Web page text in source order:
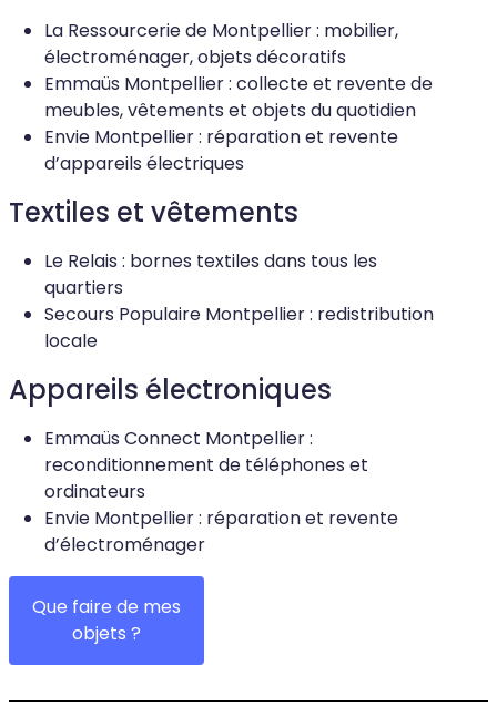
La Ressourcerie de Montpellier : mobilier,
électroménager, objets décoratifs
Emmaüs Montpellier : collecte et revente de
meubles, vêtements et objets du quotidien
Envie Montpellier : réparation et revente
d’appareils électriques
Textiles et vêtements
Le Relais : bornes textiles dans tous les
quartiers
Secours Populaire Montpellier : redistribution
locale
Appareils électroniques
Emmaüs Connect Montpellier :
reconditionnement de téléphones et
ordinateurs
Envie Montpellier : réparation et revente
d’électroménager
Que faire de mes
objets ?